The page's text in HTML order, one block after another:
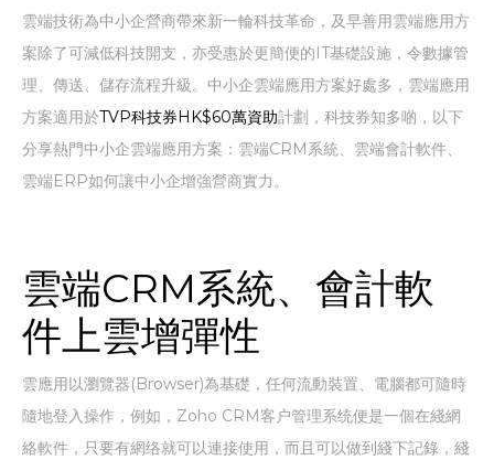
雲端技術為中小企營商帶來新一輪科技革命，及早善用雲端應用方
案除了可減低科技開支，亦受惠於更簡便的IT基礎設施，令數據管
理、傳送、儲存流程升級。中小企雲端應用方案好處多，雲端應用
方案適用於TVP科技券HK$60萬資助計劃，科技券知多啲，以下
分享熱門中小企雲端應用方案：雲端CRM系統、雲端會計軟件、
雲端ERP如何讓中小企增強營商實力。
雲端CRM系統、會計軟
件上雲增彈性
雲應用以瀏覽器(Browser)為基礎，任何流動裝置、電腦都可隨時
隨地登入操作，例如，Zoho CRM客户管理系统便是一個在綫網
絡軟件，只要有網络就可以連接使用，而且可以做到綫下記錄，綫